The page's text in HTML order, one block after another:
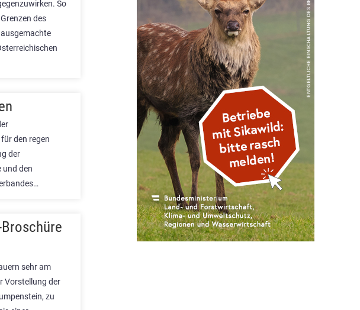
So
des
den regen
der
und den
sehr am
Vorstellung der
zu